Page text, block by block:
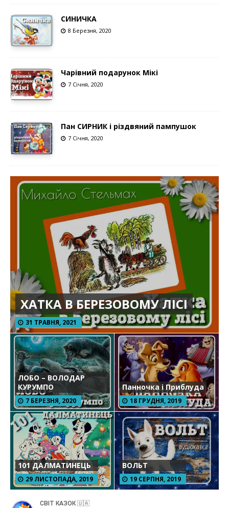
СИНИЧКА
8 Березня, 2020
Чарівний подарунок Мікі
7 Січня, 2020
Пан СИРНИК і різдвяний пампушок
7 Січня, 2020
ХАТКА В БЕРЕЗОВОМУ ЛІСІ
31 ТРАВНЯ, 2021
ЛОБО – ВОЛОДАР
КУРУМПО
7 БЕРЕЗНЯ, 2020
Панночка і Приблуда
18 ГРУДНЯ, 2019
101 ДАЛМАТИНЕЦЬ
29 ЛИСТОПАДА, 2019
ВОЛЬТ
19 СЕРПНЯ, 2019